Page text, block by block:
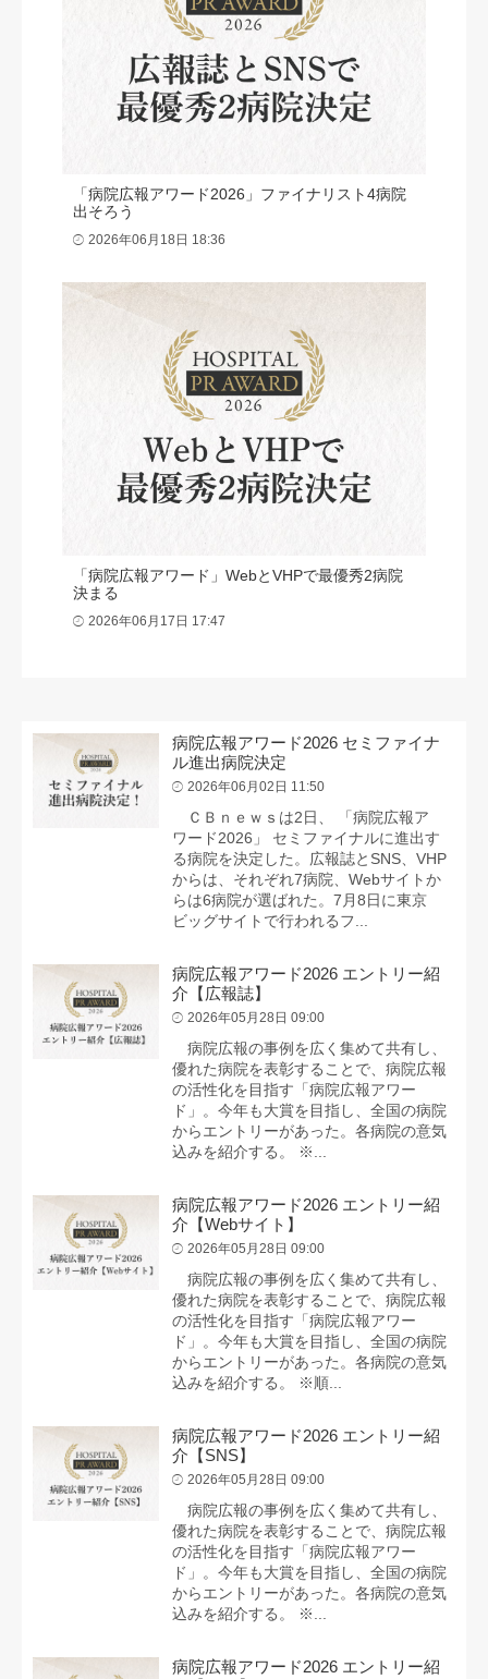
「病院広報アワード2026」ファイナリスト4病院
出そろう
2026年06月18日 18:36
「病院広報アワード」WebとVHPで最優秀2病院
決まる
2026年06月17日 17:47
病院広報アワード2026 セミファイナ
ル進出病院決定
2026年06月02日 11:50
ＣＢｎｅｗｓは2日、 「病院広報ア
ワード2026」 セミファイナルに進出す
る病院を決定した。広報誌とSNS、VHP
からは、それぞれ7病院、Webサイトか
らは6病院が選ばれた。7月8日に東京
ビッグサイトで行われるフ...
病院広報アワード2026 エントリー紹
介【広報誌】
2026年05月28日 09:00
病院広報の事例を広く集めて共有し、
優れた病院を表彰することで、病院広報
の活性化を目指す「病院広報アワー
ド」。今年も大賞を目指し、全国の病院
からエントリーがあった。各病院の意気
込みを紹介する。 ※...
病院広報アワード2026 エントリー紹
介【Webサイト】
2026年05月28日 09:00
病院広報の事例を広く集めて共有し、
優れた病院を表彰することで、病院広報
の活性化を目指す「病院広報アワー
ド」。今年も大賞を目指し、全国の病院
からエントリーがあった。各病院の意気
込みを紹介する。 ※順...
病院広報アワード2026 エントリー紹
介【SNS】
2026年05月28日 09:00
病院広報の事例を広く集めて共有し、
優れた病院を表彰することで、病院広報
の活性化を目指す「病院広報アワー
ド」。今年も大賞を目指し、全国の病院
からエントリーがあった。各病院の意気
込みを紹介する。 ※...
病院広報アワード2026 エントリー紹